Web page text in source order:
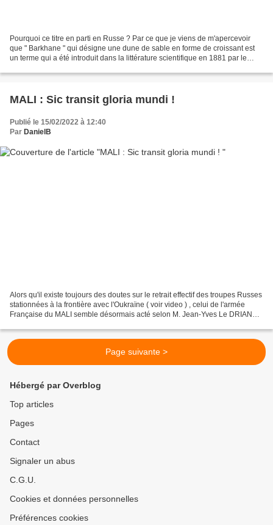
Pourquoi ce titre en parti en Russe ? Par ce que je viens de m'apercevoir
que " Barkhane " qui désigne une dune de sable en forme de croissant est
un terme qui a été introduit dans la littérature scientifique en 1881 par le
MALI : Sic transit gloria mundi !
Publié le 15/02/2022 à 12:40
Par DanielB
Alors qu'il existe toujours des doutes sur le retrait effectif des troupes Russes
stationnées à la frontière avec l'Oukraïne ( voir video ) , celui de l'armée
Française du MALI semble désormais acté selon M. Jean-Yves Le DRIAN
Page suivante >
Hébergé par Overblog
Top articles
Pages
Contact
Signaler un abus
C.G.U.
Cookies et données personnelles
Préférences cookies